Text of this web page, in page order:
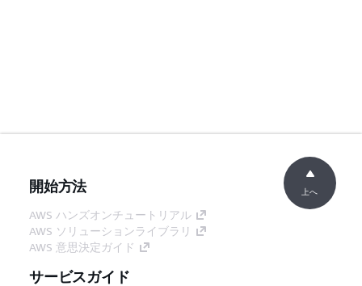
開始方法
AWS ハンズオンチュートリアル
AWS ソリューションライブラリ
AWS 意思決定ガイド
サービスガイド
上へ